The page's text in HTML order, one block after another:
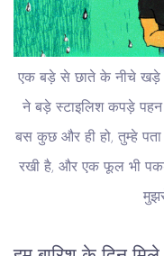
एक बड़े से छाते के नीचे खड़े
ने बड़े स्टाइलिश कपड़े
बस कुछ और ही हो, तुम्हे
रखी है, और एक फूल भी